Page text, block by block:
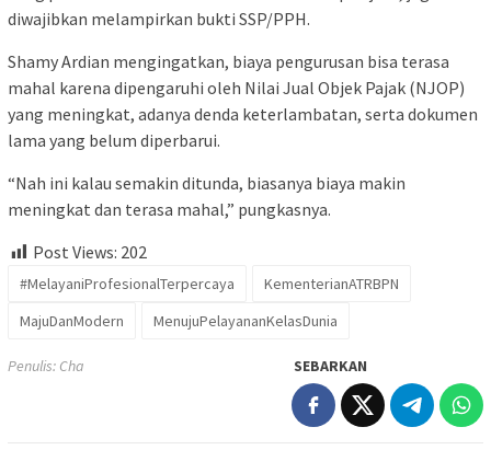
diwajibkan melampirkan bukti SSP/PPH.
Shamy Ardian mengingatkan, biaya pengurusan bisa terasa
mahal karena dipengaruhi oleh Nilai Jual Objek Pajak (NJOP)
yang meningkat, adanya denda keterlambatan, serta dokumen
lama yang belum diperbarui.
“Nah ini kalau semakin ditunda, biasanya biaya makin
meningkat dan terasa mahal,” pungkasnya.
Post Views: 202
#MelayaniProfesionalTerpercaya
KementerianATRBPN
MajuDanModern
MenujuPelayananKelasDunia
Penulis: Cha SEBARKAN